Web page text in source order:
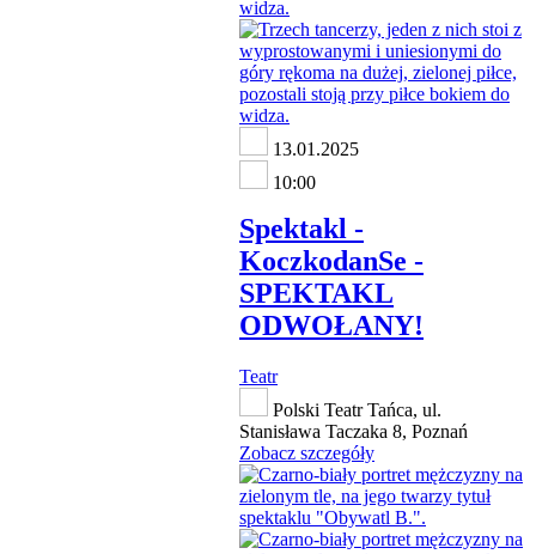
13.01.2025
10:00
Spektakl -
KoczkodanSe -
SPEKTAKL
ODWOŁANY!
Teatr
Polski Teatr Tańca, ul.
Stanisława Taczaka 8, Poznań
Zobacz szczegóły